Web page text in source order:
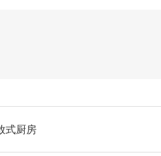
式厨房